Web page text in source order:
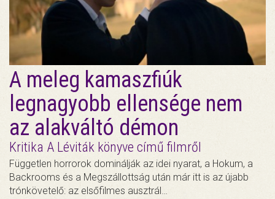
A meleg kamaszfiúk
legnagyobb ellensége nem
az alakváltó démon
Kritika A Léviták könyve című filmről
Független horrorok dominálják az idei nyarat, a Hokum, a
Backrooms és a Megszállottság után már itt is az újabb
trónkövetelő: az elsőfilmes ausztrál…